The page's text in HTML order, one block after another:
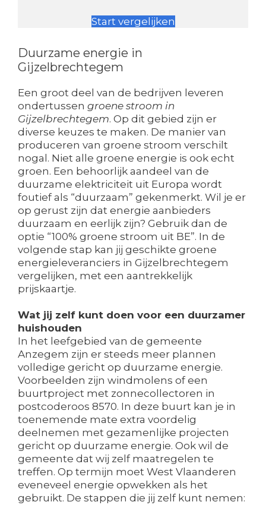
Start vergelijken
Duurzame energie in
Gijzelbrechtegem
Een groot deel van de bedrijven leveren
ondertussen groene stroom in
Gijzelbrechtegem. Op dit gebied zijn er
diverse keuzes te maken. De manier van
produceren van groene stroom verschilt
nogal. Niet alle groene energie is ook echt
groen. Een behoorlijk aandeel van de
duurzame elektriciteit uit Europa wordt
foutief als “duurzaam” gekenmerkt. Wil je er
op gerust zijn dat energie aanbieders
duurzaam en eerlijk zijn? Gebruik dan de
optie “100% groene stroom uit BE”. In de
volgende stap kan jij geschikte groene
energieleveranciers in Gijzelbrechtegem
vergelijken, met een aantrekkelijk
prijskaartje.
Wat jij zelf kunt doen voor een duurzamer
huishouden
In het leefgebied van de gemeente
Anzegem zijn er steeds meer plannen
volledige gericht op duurzame energie.
Voorbeelden zijn windmolens of een
buurtproject met zonnecollectoren in
postcoderoos 8570. In deze buurt kan je in
toenemende mate extra voordelig
deelnemen met gezamenlijke projecten
gericht op duurzame energie. Ook wil de
gemeente dat wij zelf maatregelen te
treffen. Op termijn moet West Vlaanderen
eveneveel energie opwekken als het
gebruikt. De stappen die jij zelf kunt nemen: